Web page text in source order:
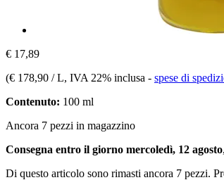
€ 17,89
(€ 178,90 / L, IVA 22% inclusa - spese di
Contenuto: 100 ml
Ancora 7 pezzi in magazzino
Consegna entro il giorno mercoledì, 12 agosto
Di questo articolo sono rimasti ancora 7 pezzi.